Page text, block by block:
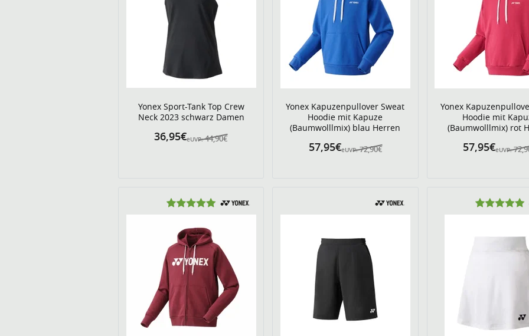
Yonex Sport-Tank Top Crew
Neck 2023 schwarz Damen
eUVP: 44,90€
36,95€
Yonex Kapuzenpullover Sweat
Hoodie mit Kapuze
(Baumwolllmix) blau Herren
eUVP: 72,90€
57,95€
Yonex
Hoodie mit
(Baumwolllmix) rot
eUVP:
57,95€